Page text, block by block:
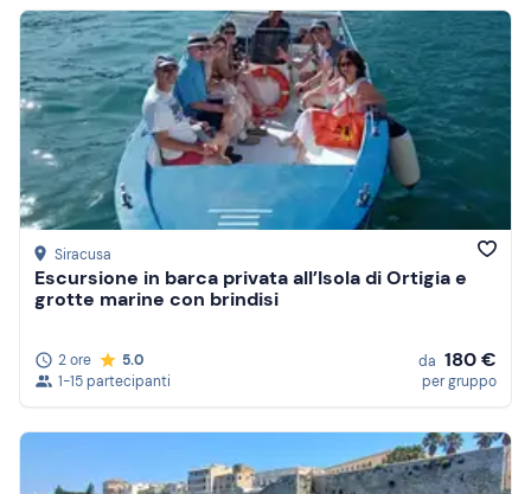
Siracusa
Escursione in barca privata all’Isola di Ortigia e
grotte marine con brindisi
2 ore
5.0
1-15 partecipanti
da 180 €
per gruppo